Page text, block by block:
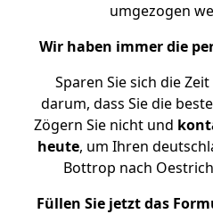
umgezogen
Wir haben immer die
Sparen Sie sich die
darum, dass Sie die
Zögern Sie nicht und
heute, um Ihren
Bottrop nach
Füllen Sie jetzt das